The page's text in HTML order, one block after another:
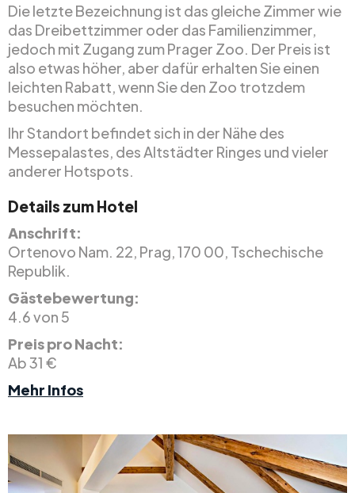
Die letzte Bezeichnung ist das gleiche Zimmer wie
das Dreibettzimmer oder das Familienzimmer,
jedoch mit Zugang zum Prager Zoo. Der Preis ist
also etwas höher, aber dafür erhalten Sie einen
leichten Rabatt, wenn Sie den Zoo trotzdem
besuchen möchten.
Ihr Standort befindet sich in der Nähe des
Messepalastes, des Altstädter Ringes und vieler
anderer Hotspots.
Details zum Hotel
Anschrift:
Ortenovo Nam. 22, Prag, 170 00, Tschechische
Republik.
Gästebewertung:
4.6 von 5
Preis pro Nacht:
Ab 31 €
Mehr Infos